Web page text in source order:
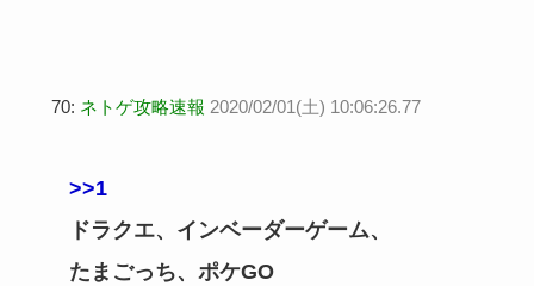
70: ネトゲ攻略速報 2020/02/01(土) 10:06:26.77
>>1
ドラクエ、インベーダーゲーム、
たまごっち、ポケGO